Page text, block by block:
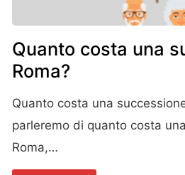
Quanto costa una
Roma?
Quanto costa una
parleremo di quanto costa
Roma,…